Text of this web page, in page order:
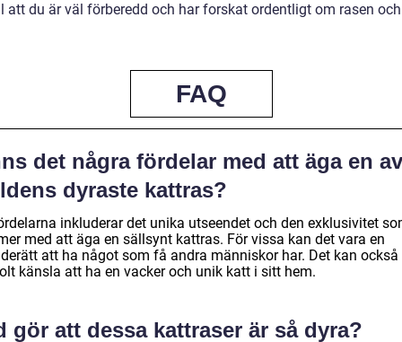
att du är väl förberedd och har forskat ordentligt om rasen
FAQ
det några fördelar med att äga en av
dyraste kattras?
inkluderar det unika utseendet och den exklusivitet
med att äga en sällsynt kattras. För vissa kan det vara en
att ha något som få andra människor har. Det kan också
känsla att ha en vacker och unik katt i sitt hem.
gör att dessa kattraser är så dyra?